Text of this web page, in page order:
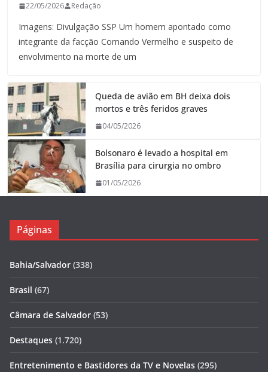
22/05/2026 Redação
Imagens: Divulgação SSP Um homem apontado como
integrante da facção Comando Vermelho e suspeito de
envolvimento na morte de um
Queda de avião em BH deixa dois
mortos e três feridos graves
04/05/2026
Bolsonaro é levado a hospital em
Brasília para cirurgia no ombro
01/05/2026
Páginas
Bahia/Salvador (338)
Brasil (67)
Câmara de Salvador (53)
Destaques (1.720)
Entretenimento e Bastidores da TV e Novelas (295)